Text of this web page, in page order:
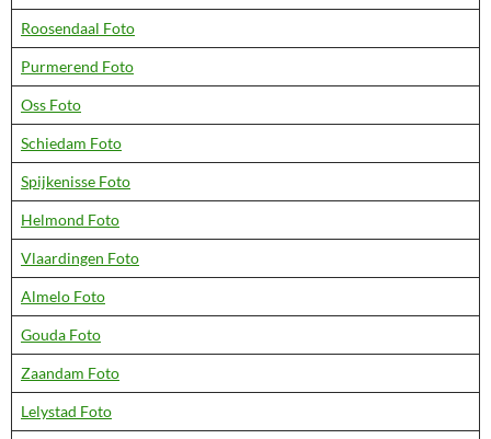
Roosendaal Foto
Purmerend Foto
Oss Foto
Schiedam Foto
Spijkenisse Foto
Helmond Foto
Vlaardingen Foto
Almelo Foto
Gouda Foto
Zaandam Foto
Lelystad Foto